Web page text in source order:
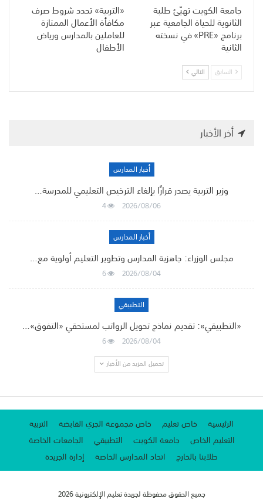
جامعة الكويت تهيّئ طلبة
الثانوية للحياة الجامعية عبر
برنامج «PRE» في نسخته
الثانية
«التربية» تحدد شروط صرف
مكافأة الأعمال الممتازة
للعاملين بالمدارس ورياض
الأطفال
السابق التالي
أخر الأخبار
أخبار المدارس
وزير التربية يصدر قرارًا بإلغاء الترخيص التعليمي للمدرسة…
2026/08/06
4
أخبار المدارس
مجلس الوزراء: جاهزية المدارس وتطوير التعليم أولوية مع…
2026/08/04
6
التطبيقي
«التطبيقي»: تقديم نماذج تحويل الرواتب لمستحقي «التفوق»…
2026/08/04
6
تحميل المزيد من الأخبار
الرئيسية خاص تعليم خاص مجموعة الجري القابضة
التربية
التعليم الخاص
جامعة الكويت التطبيقي
الجامعات الخاصة
طلابنا بالخارج
اتحاد المدارس الخاصة إدارة الجريدة
جميع الحقوق محفوظة لجريدة تعليم الإلكترونية 2026